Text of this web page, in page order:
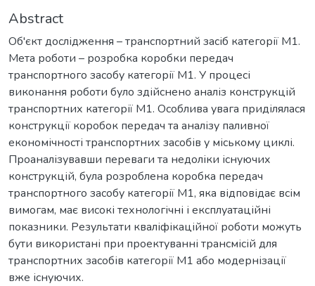
Abstract
Об'єкт дослідження – транспортний засіб категорії М1.
Мета роботи – розробка коробки передач
транспортного засобу категорії М1. У процесі
виконання роботи було здійснено аналіз конструкцій
транспортних категорії М1. Особлива увага приділялася
конструкції коробок передач та аналізу паливної
економічності транспортних засобів у міському циклі.
Проаналізувавши переваги та недоліки існуючих
конструкцій, була розроблена коробка передач
транспортного засобу категорії М1, яка відповідає всім
вимогам, має високі технологічні і експлуатаційні
показники. Результати кваліфікаційної роботи можуть
бути використані при проектуванні трансмісій для
транспортних засобів категорії М1 або модернізації
вже існуючих.